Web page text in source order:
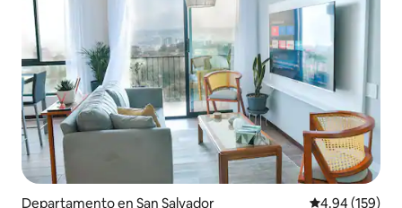
Departamento en San Salvador Calificación
4.94 (159)